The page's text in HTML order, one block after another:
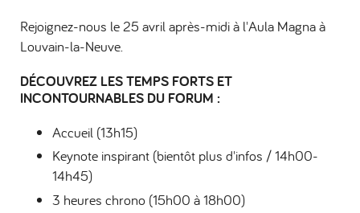
Rejoignez-nous le 25 avril après-midi à l'Aula Magna à
Louvain-la-Neuve.
DÉCOUVREZ LES TEMPS FORTS ET
INCONTOURNABLES DU FORUM :
Accueil (13h15)
Keynote inspirant (bientôt plus d'infos / 14h00-
14h45)
3 heures chrono (15h00 à 18h00)